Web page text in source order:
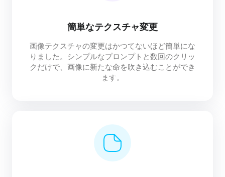
簡単なテクスチャ変更
画像テクスチャの変更はかつてないほど簡単にな
りました。シンプルなプロンプトと数回のクリッ
クだけで、画像に新たな命を吹き込むことができ
ます。